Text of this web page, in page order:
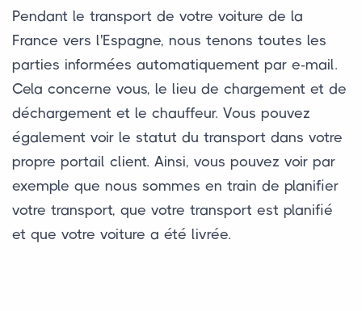
Pendant le transport de votre voiture de la
France vers l'Espagne, nous tenons toutes les
parties informées automatiquement par e-mail.
Cela concerne vous, le lieu de chargement et de
déchargement et le chauffeur. Vous pouvez
également voir le statut du transport dans votre
propre portail client. Ainsi, vous pouvez voir par
exemple que nous sommes en train de planifier
votre transport, que votre transport est planifié
et que votre voiture a été livrée.